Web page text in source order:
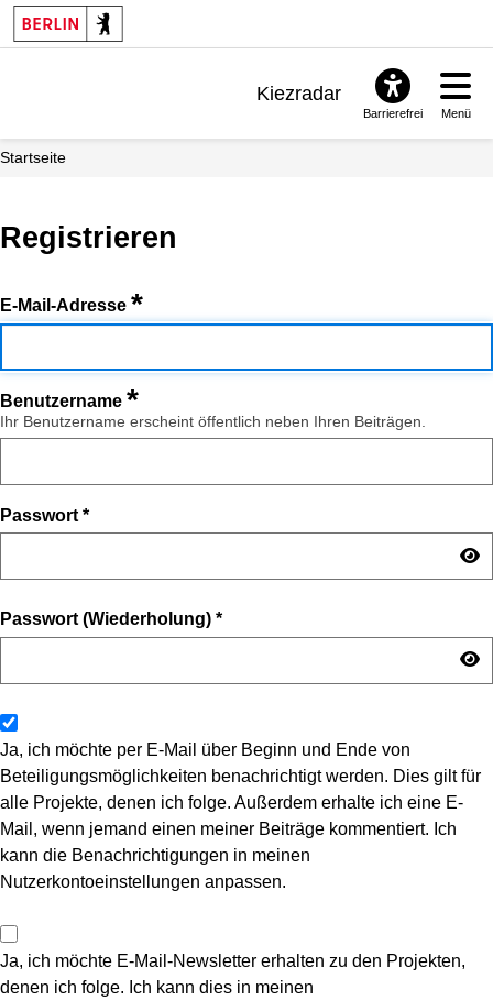
Kiezradar
Barrierefrei Menü
Startseite
Registrieren
E-Mail-Adresse *
Benutzername *
Ihr Benutzername erscheint öffentlich neben Ihren Beiträgen.
Passwort *
Passwort (Wiederholung) *
Ja, ich möchte per E-Mail über Beginn und Ende von
Beteiligungsmöglichkeiten benachrichtigt werden. Dies gilt für
alle Projekte, denen ich folge. Außerdem erhalte ich eine E-
Mail, wenn jemand einen meiner Beiträge kommentiert. Ich
kann die Benachrichtigungen in meinen
Nutzerkontoeinstellungen anpassen.
Ja, ich möchte E-Mail-Newsletter erhalten zu den Projekten,
denen ich folge. Ich kann dies in meinen